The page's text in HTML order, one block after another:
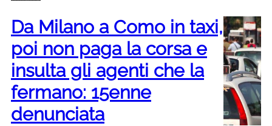
Da Milano a Como in taxi,
poi non paga la corsa e
insulta gli agenti che la
fermano: 15enne
denunciata